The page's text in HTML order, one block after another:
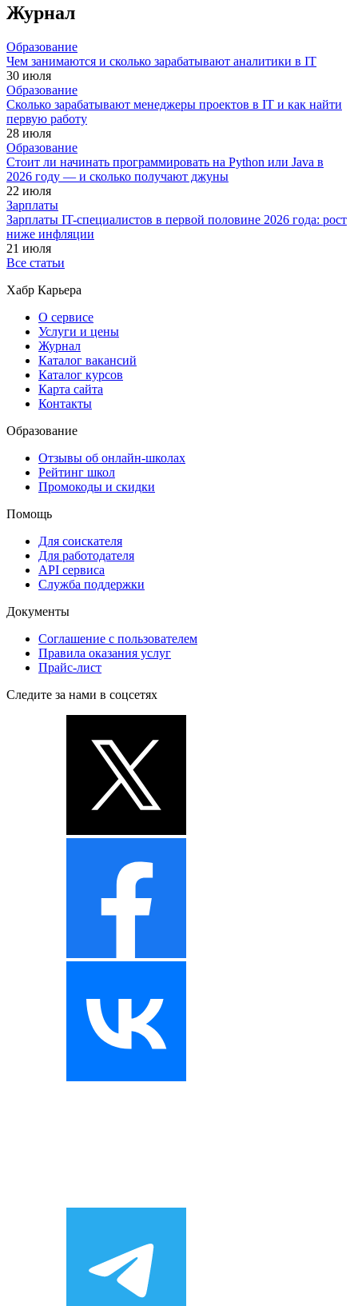
Журнал
Образование
Чем занимаются и сколько зарабатывают аналитики в IT
30 июля
Образование
Сколько зарабатывают менеджеры проектов в IT и как найти
первую работу
28 июля
Образование
Стоит ли начинать программировать на Python или Java в
2026 году — и сколько получают джуны
22 июля
Зарплаты
Зарплаты IT-специалистов в первой половине 2026 года: рост
ниже инфляции
21 июля
Все статьи
Хабр Карьера
О сервисе
Услуги и цены
Журнал
Каталог вакансий
Каталог курсов
Карта сайта
Контакты
Образование
Отзывы об онлайн-школах
Рейтинг школ
Промокоды и скидки
Помощь
Для соискателя
Для работодателя
API сервиса
Служба поддержки
Документы
Соглашение с пользователем
Правила оказания услуг
Прайс-лист
Следите за нами в соцсетях